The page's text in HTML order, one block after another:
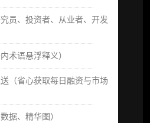
员、投资者、从业者、开发
术语悬浮释义）
（省心获取每日融资与市场
据、精华图）
（12 次/年）